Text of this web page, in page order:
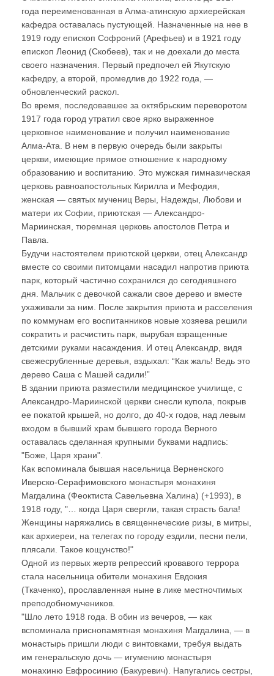
года переименованная в Алма-атинскую архиерейская
кафедра оставалась пустующей. Назначенные на нее в
1919 году епископ Софроний (Арефьев) и в 1921 году
епископ Леонид (Скобеев), так и не доехали до места
своего назначения. Первый предпочел ей Якутскую
кафедру, а второй, промедлив до 1922 года, —
обновленческий раскол.
Во время, последовавшее за октябрьским переворотом
1917 года город утратил свое ярко выраженное
церковное наименование и получил наименование
Алма-Ата. В нем в первую очередь были закрыты
церкви, имеющие прямое отношение к народному
образованию и воспитанию. Это мужская гимназическая
церковь равноапостольных Кирилла и Мефодия,
женская — святых мучениц Веры, Надежды, Любови и
матери их Софии, приютская — Александро-
Мариинская, тюремная церковь апостолов Петра и
Павла.
Будучи настоятелем приютской церкви, отец Александр
вместе со своими питомцами насадил напротив приюта
парк, который частично сохранился до сегодняшнего
дня. Мальчик с девочкой сажали свое дерево и вместе
ухаживали за ним. После закрытия приюта и расселения
по коммунам его воспитанников новые хозяева решили
сократить и расчистить парк, вырубая взращенные
детскими руками насаждения. И отец Александр, видя
свежесрубленные деревья, вздыхал: “Как жаль! Ведь это
дерево Саша с Машей садили!”
В здании приюта разместили медицинское училище, с
Александро-Мариинской церкви снесли купола, покрыв
ее покатой крышей, но долго, до 40-х годов, над левым
входом в бывший храм бывшего города Верного
оставалась сделанная крупными буквами надпись:
"Боже, Царя храни".
Как вспоминала бывшая насельница Верненского
Иверско-Серафимовского монастыря монахиня
Магдалина (Феоктиста Савельевна Халина) (+1993), в
1918 году, "… когда Царя свергли, такая страсть бала!
Женщины наряжались в священнеческие ризы, в митры,
как архиереи, на телегах по городу ездили, песни пели,
плясали. Такое кощунство!"
Одной из первых жертв репрессий кровавого террора
стала насельница обители монахиня Евдокия
(Ткаченко), прославленная ныне в лике местночтимых
преподобномучеников.
"Шло лето 1918 года. В обин из вечеров, — как
вспоминала приснопамятная монахиня Магдалина, — в
монастырь пришли люди с винтовками, требуя выдать
им генеральскую дочь — игумению монастыря
монахиню Евфросинию (Бакуревич). Напугались сестры,